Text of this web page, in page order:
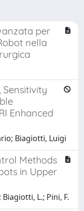
per
nella
Sensitivity
Enhanced
Biagiotti, Luigi
Methods
in Upper
L.; Pini, F.